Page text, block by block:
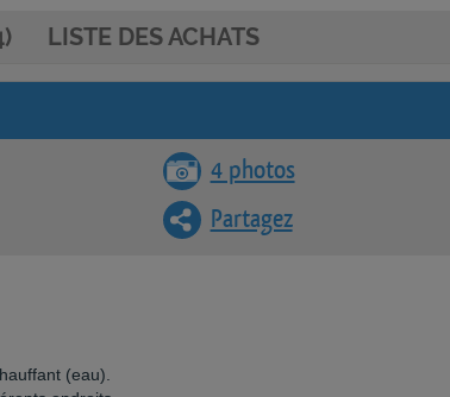
LISTE DES ACHATS
4 photos
Partagez
(eau).